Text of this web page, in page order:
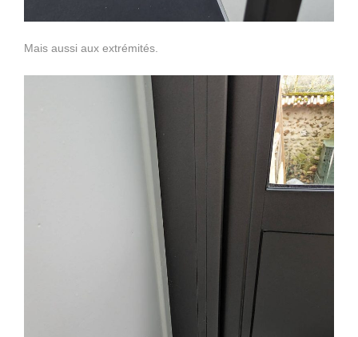
Mais aussi aux extrémités.